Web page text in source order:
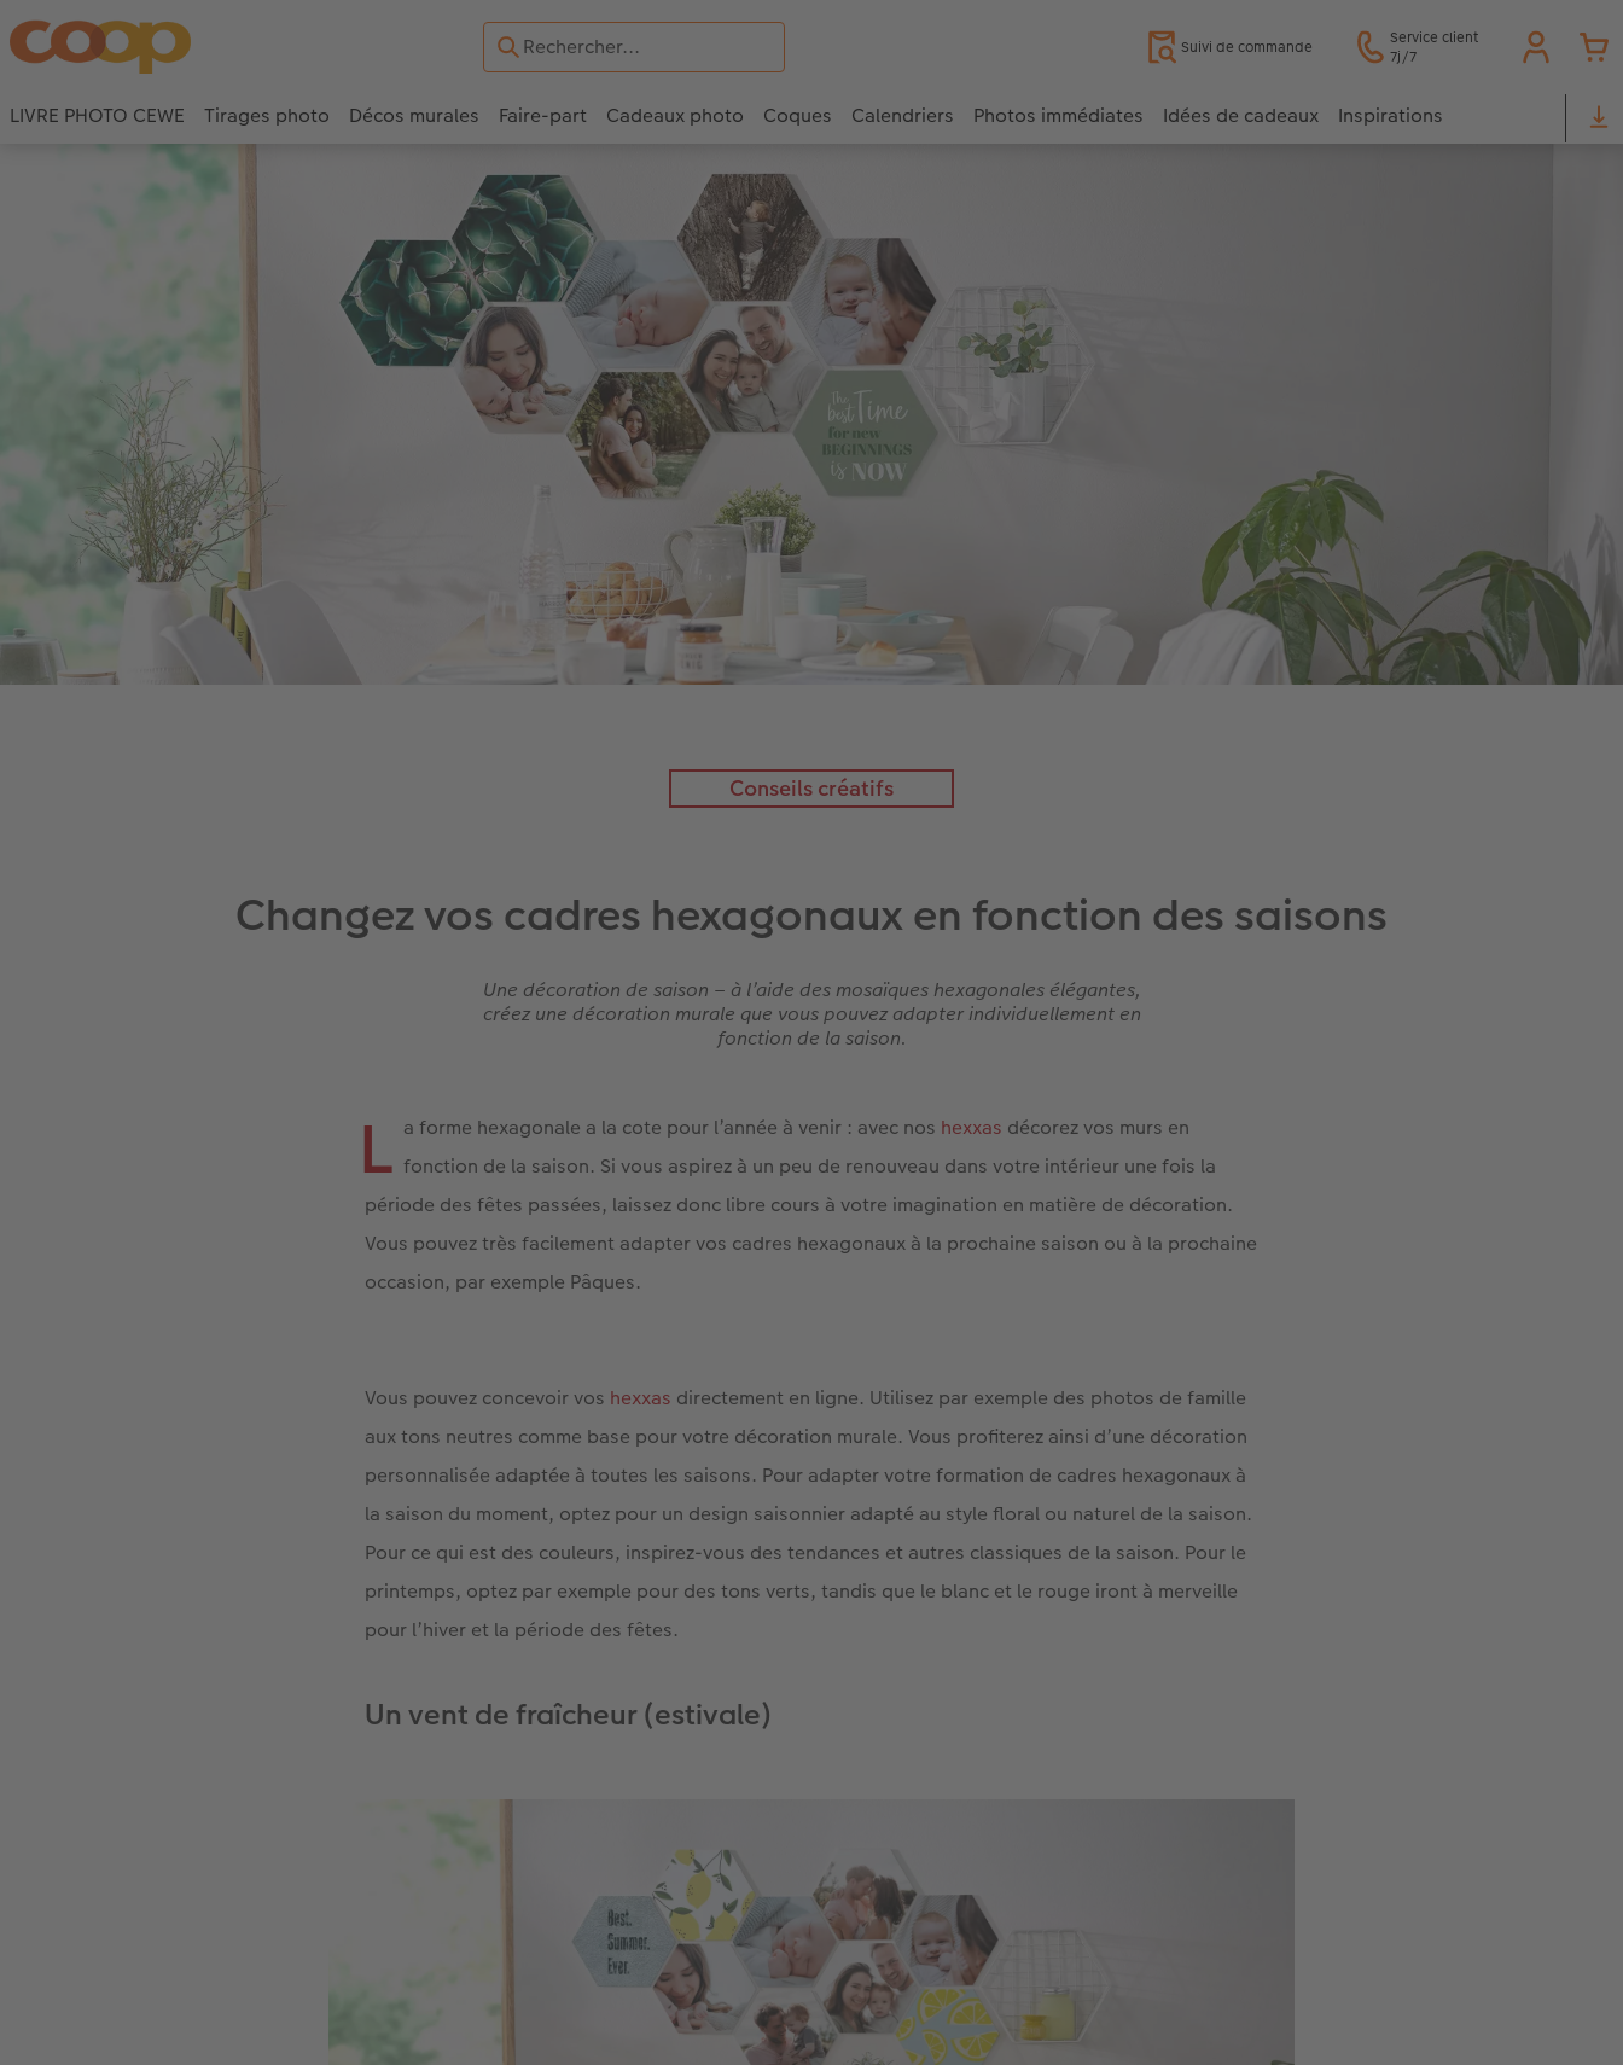
Suivi de commande
Service client
7j/7
LIVRE PHOTO CEWE Tirages photo Décos murales Faire-part Cadeaux photo Coques Calendriers Photos immédiates Idées de cadeaux Inspirations
Conseils créatifs
Changez vos cadres hexagonaux en fonction des saisons
Une décoration de saison – à l’aide des mosaïques hexagonales élégantes,
créez une décoration murale que vous pouvez adapter individuellement en
fonction de la saison.
L a forme hexagonale a la cote pour l’année à venir : avec nos hexxas décorez vos murs en
fonction de la saison. Si vous aspirez à un peu de renouveau dans votre intérieur une fois la
période des fêtes passées, laissez donc libre cours à votre imagination en matière de décoration.
Vous pouvez très facilement adapter vos cadres hexagonaux à la prochaine saison ou à la prochaine
occasion, par exemple Pâques.
Vous pouvez concevoir vos hexxas directement en ligne. Utilisez par exemple des photos de famille
aux tons neutres comme base pour votre décoration murale. Vous profiterez ainsi d’une décoration
personnalisée adaptée à toutes les saisons. Pour adapter votre formation de cadres hexagonaux à
la saison du moment, optez pour un design saisonnier adapté au style floral ou naturel de la saison.
Pour ce qui est des couleurs, inspirez-vous des tendances et autres classiques de la saison. Pour le
printemps, optez par exemple pour des tons verts, tandis que le blanc et le rouge iront à merveille
pour l’hiver et la période des fêtes.
Un vent de fraîcheur (estivale)